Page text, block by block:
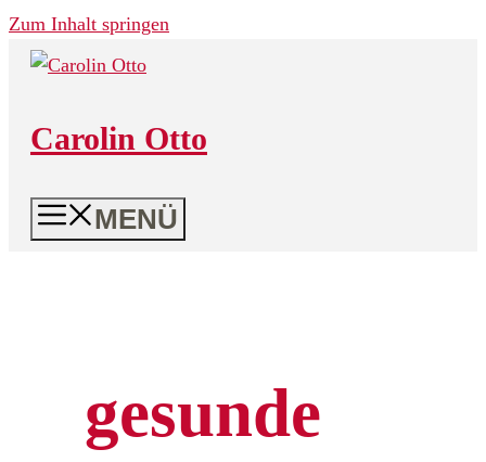
Zum Inhalt springen
Carolin Otto
MENÜ
gesunde